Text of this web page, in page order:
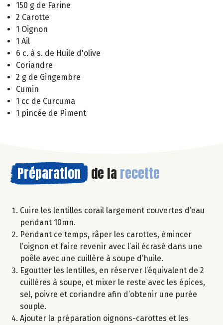
150 g de Farine
2 Carotte
1 Oignon
1 Ail
6 c. à s. de Huile d'olive
Coriandre
2 g de Gingembre
Cumin
1 cc de Curcuma
1 pincée de Piment
Préparation de la recette
Cuire les lentilles corail largement couvertes d’eau
pendant 10mn.
Pendant ce temps, râper les carottes, émincer
l’oignon et faire revenir avec l’ail écrasé dans une
poêle avec une cuillère à soupe d’huile.
Egoutter les lentilles, en réserver l’équivalent de 2
cuillères à soupe, et mixer le reste avec les épices,
sel, poivre et coriandre afin d’obtenir une purée
souple.
Ajouter la préparation oignons-carottes et les